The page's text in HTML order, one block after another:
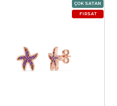
ÇOK SATAN
FIRSAT